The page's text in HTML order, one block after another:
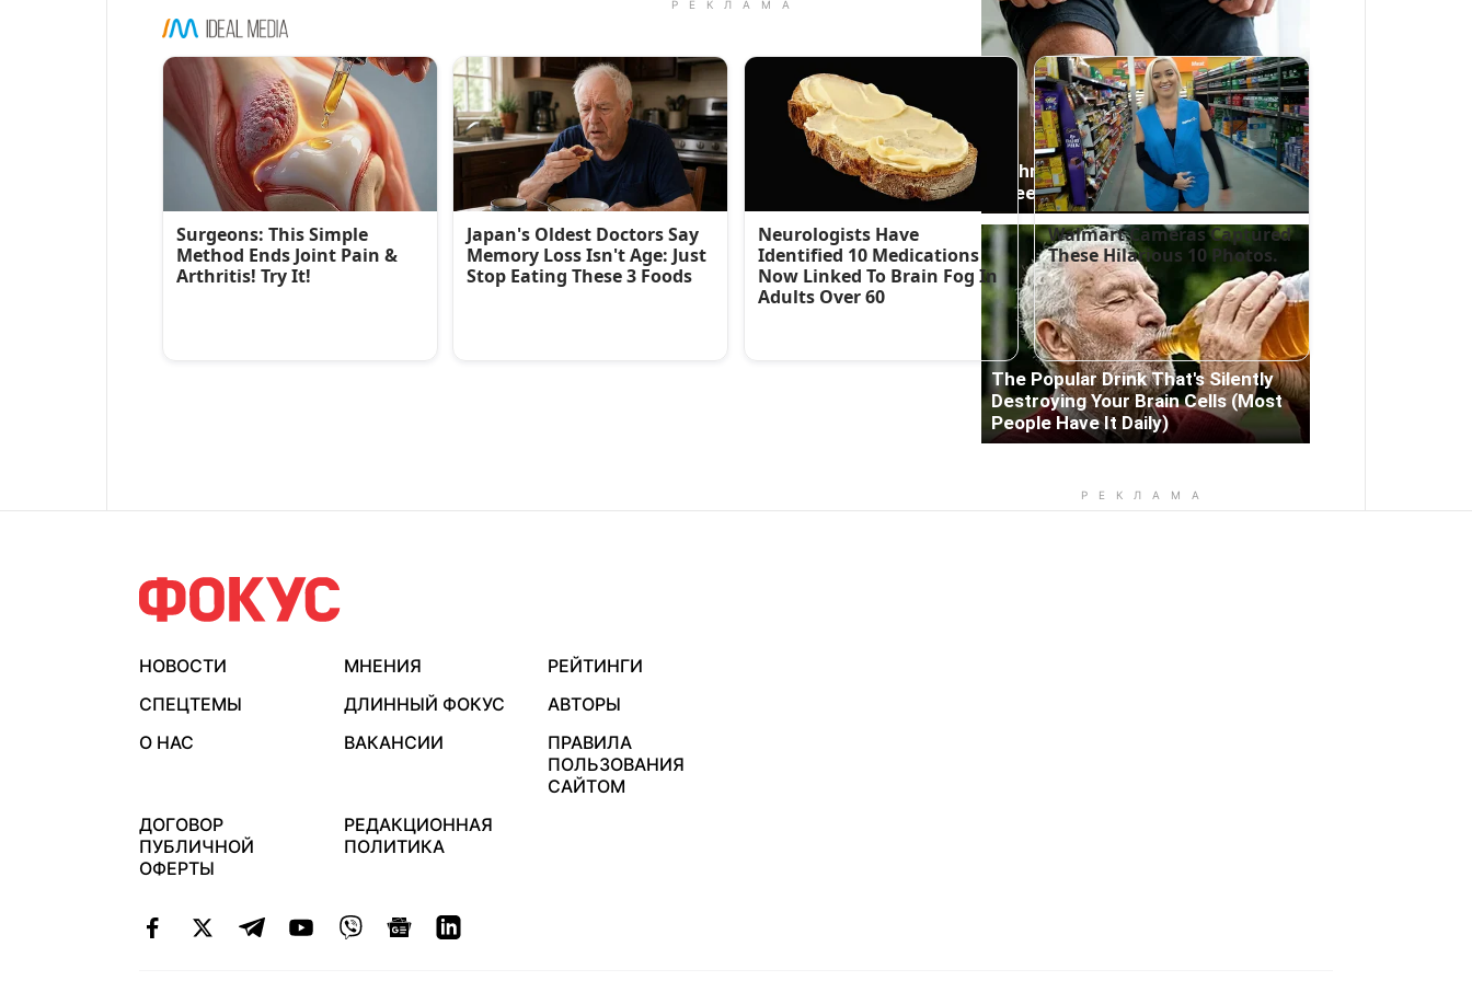
НОВОСТИ МНЕНИЯ
РЕЙТИНГИ
СПЕЦТЕМЫ
ДЛИННЫЙ ФОКУС
АВТОРЫ
О НАС
ВАКАНСИИ
ПРАВИЛА
ПОЛЬЗОВАНИЯ
САЙТОМ
ДОГОВОР
ПУБЛИЧНОЙ
ОФЕРТЫ
РЕДАКЦИОННАЯ
ПОЛИТИКА